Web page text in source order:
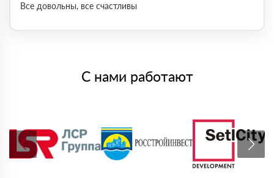
Все довольны, все счастливы
С нами работают